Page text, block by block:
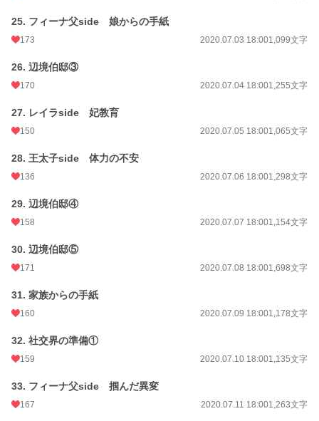
25. フィーナ父side 娘からの手紙
173 2020.07.03 18:001,099文字
26. 辺境伯邸③
170 2020.07.04 18:001,255文字
27. レイラside 妃教育
150 2020.07.05 18:001,065文字
28. 王太子side 体力の不安
136 2020.07.06 18:001,298文字
29. 辺境伯邸④
158 2020.07.07 18:001,154文字
30. 辺境伯邸⑤
171 2020.07.08 18:001,698文字
31. 家族からの手紙
160 2020.07.09 18:001,178文字
32. 社交界の準備①
159 2020.07.10 18:001,135文字
33. フィーナ父side 掴んだ異変
167 2020.07.11 18:001,263文字